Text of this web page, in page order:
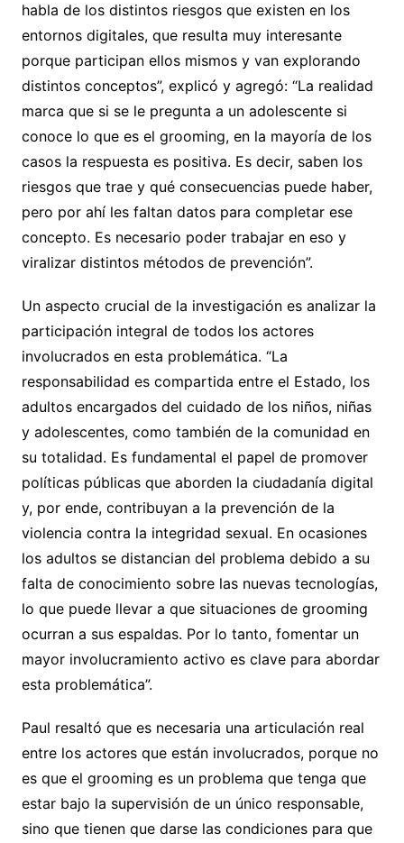
habla de los distintos riesgos que existen en los
entornos digitales, que resulta muy interesante
porque participan ellos mismos y van explorando
distintos conceptos”, explicó y agregó: “La realidad
marca que si se le pregunta a un adolescente si
conoce lo que es el grooming, en la mayoría de los
casos la respuesta es positiva. Es decir, saben los
riesgos que trae y qué consecuencias puede haber,
pero por ahí les faltan datos para completar ese
concepto. Es necesario poder trabajar en eso y
viralizar distintos métodos de prevención”.
Un aspecto crucial de la investigación es analizar la
participación integral de todos los actores
involucrados en esta problemática. “La
responsabilidad es compartida entre el Estado, los
adultos encargados del cuidado de los niños, niñas
y adolescentes, como también de la comunidad en
su totalidad. Es fundamental el papel de promover
políticas públicas que aborden la ciudadanía digital
y, por ende, contribuyan a la prevención de la
violencia contra la integridad sexual. En ocasiones
los adultos se distancian del problema debido a su
falta de conocimiento sobre las nuevas tecnologías,
lo que puede llevar a que situaciones de grooming
ocurran a sus espaldas. Por lo tanto, fomentar un
mayor involucramiento activo es clave para abordar
esta problemática”.
Paul resaltó que es necesaria una articulación real
entre los actores que están involucrados, porque no
es que el grooming es un problema que tenga que
estar bajo la supervisión de un único responsable,
sino que tienen que darse las condiciones para que